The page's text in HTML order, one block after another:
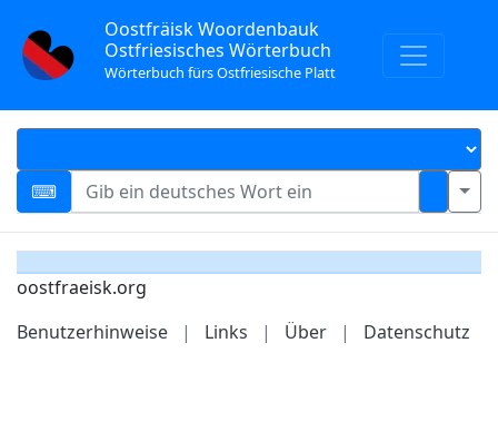
Oostfräisk Woordenbauk
Ostfriesisches Wörterbuch
Wörterbuch fürs Ostfriesische Platt
oostfraeisk.org
Benutzerhinweise
| Links | Über | Datenschutz